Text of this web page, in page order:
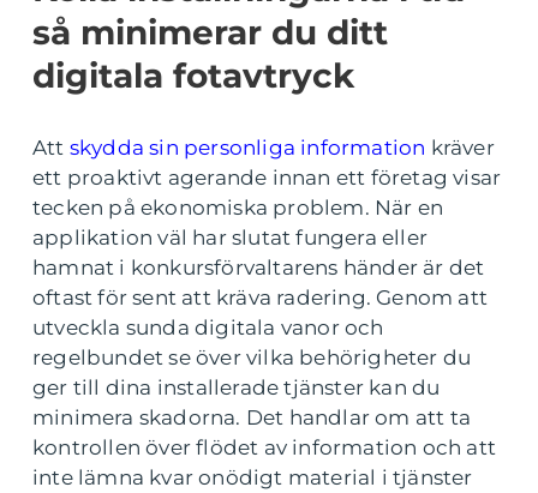
så minimerar du ditt
digitala fotavtryck
Att skydda sin personliga information kräver
ett proaktivt agerande innan ett företag visar
tecken på ekonomiska problem. När en
applikation väl har slutat fungera eller
hamnat i konkursförvaltarens händer är det
oftast för sent att kräva radering. Genom att
utveckla sunda digitala vanor och
regelbundet se över vilka behörigheter du
ger till dina installerade tjänster kan du
minimera skadorna. Det handlar om att ta
kontrollen över flödet av information och att
inte lämna kvar onödigt material i tjänster